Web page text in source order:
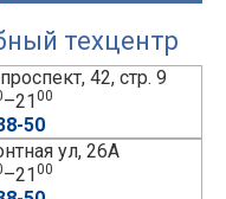
техцентр
42, стр. 9
–2100
50
ул, 26А
–2100